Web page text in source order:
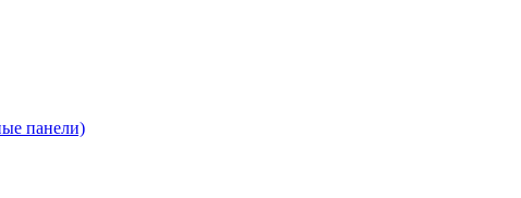
панели)